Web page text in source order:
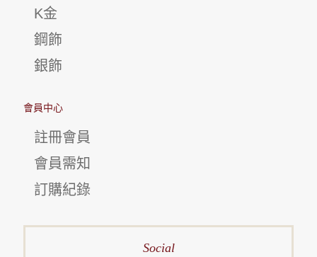
K金
鋼飾
銀飾
會員中心
註冊會員
會員需知
訂購紀錄
Social